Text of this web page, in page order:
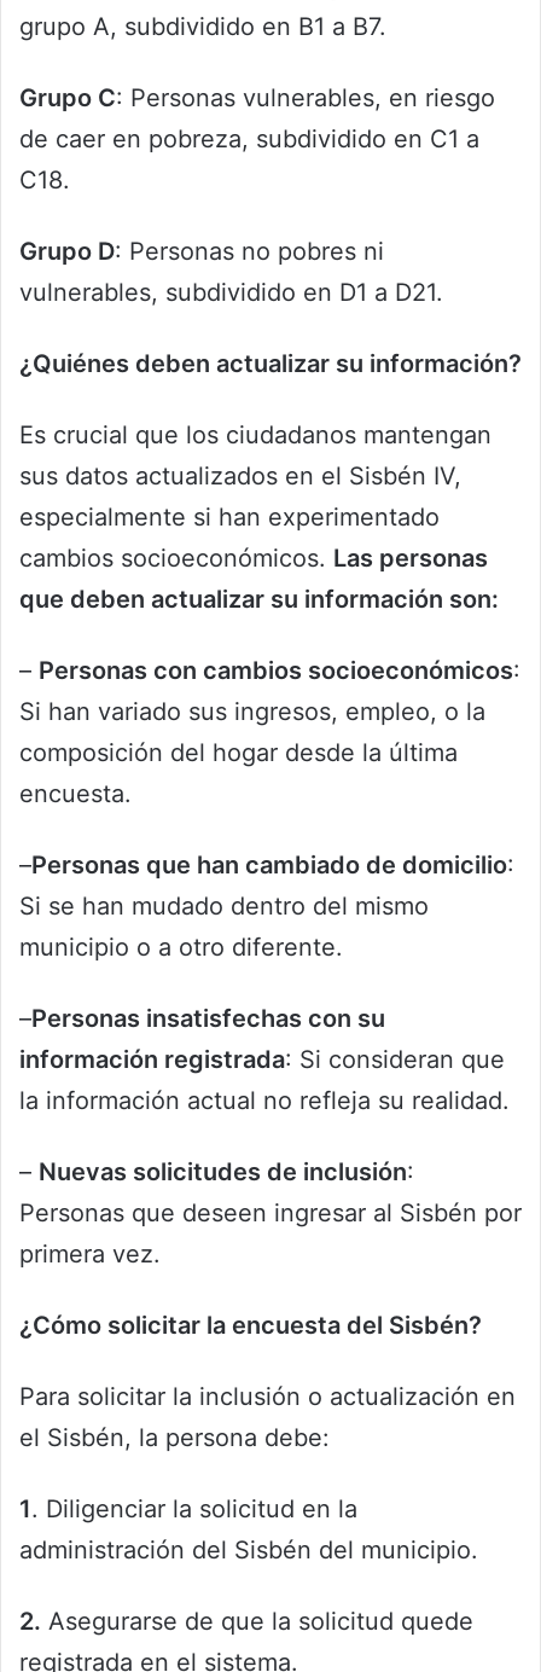
grupo A, subdividido en B1 a B7.
Grupo C: Personas vulnerables, en riesgo
de caer en pobreza, subdividido en C1 a
C18.
Grupo D: Personas no pobres ni
vulnerables, subdividido en D1 a D21.
¿Quiénes deben actualizar su información?
Es crucial que los ciudadanos mantengan
sus datos actualizados en el Sisbén IV,
especialmente si han experimentado
cambios socioeconómicos. Las personas
que deben actualizar su información son:
– Personas con cambios socioeconómicos:
Si han variado sus ingresos, empleo, o la
composición del hogar desde la última
encuesta.
–Personas que han cambiado de domicilio:
Si se han mudado dentro del mismo
municipio o a otro diferente.
–Personas insatisfechas con su
información registrada: Si consideran que
la información actual no refleja su realidad.
– Nuevas solicitudes de inclusión:
Personas que deseen ingresar al Sisbén por
primera vez.
¿Cómo solicitar la encuesta del Sisbén?
Para solicitar la inclusión o actualización en
el Sisbén, la persona debe:
1. Diligenciar la solicitud en la
administración del Sisbén del municipio.
2. Asegurarse de que la solicitud quede
registrada en el sistema.